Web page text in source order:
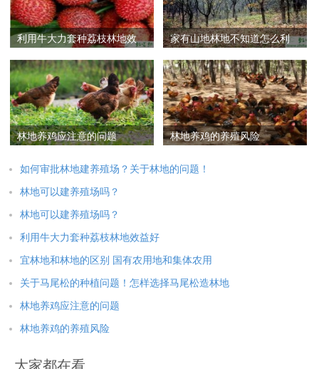
利用牛大力套种荔枝林地效
家有山地林地不知道怎么利
林地养鸡应注意的问题 林地养鸡的养殖风险
如何审批林地建养殖场？关于林地的问题！
林地可以建养殖场吗？
林地可以建养殖场吗？
利用牛大力套种荔枝林地效益好
宜林地和林地的区别 国有农用地和集体农用
关于马尾松的种植问题！怎样选择马尾松造林地
林地养鸡应注意的问题
林地养鸡的养殖风险
大家都在看